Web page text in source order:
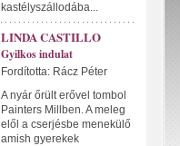
kastélyszállodába...
LINDA CASTILLO
Gyilkos indulat
Fordította: Rácz Péter
A nyár őrült erővel tombol
Painters Millben. A meleg
elől a cserjésbe menekülő
amish gyerekek